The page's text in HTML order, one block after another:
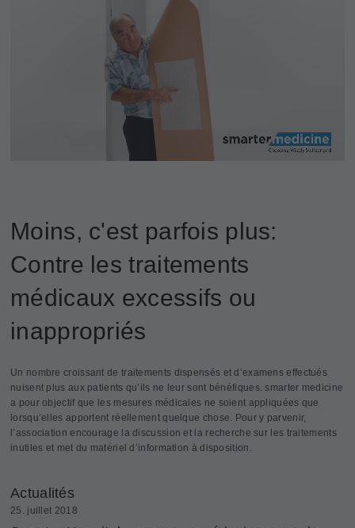
Moins, c'est parfois plus:
Contre les traitements
médicaux excessifs ou
inappropriés
Un nombre croissant de traitements dispensés et d’examens effectués
nuisent plus aux patients qu’ils ne leur sont bénéfiques. smarter medicine
a pour objectif que les mesures médicales ne soient appliquées que
lorsqu’elles apportent réellement quelque chose. Pour y parvenir,
l’association encourage la discussion et la recherche sur les traitements
inutiles et met du matériel d’information à disposition.
Actualités
25. juillet 2018